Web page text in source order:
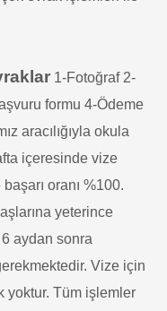
1-Fotoğraf2-
formu 4-Ödeme
aracılığıyla okula
içeresinde vize
oranı %100.
yeterince
aydan sonra
Vize için
yoktur. Tüm işlemler